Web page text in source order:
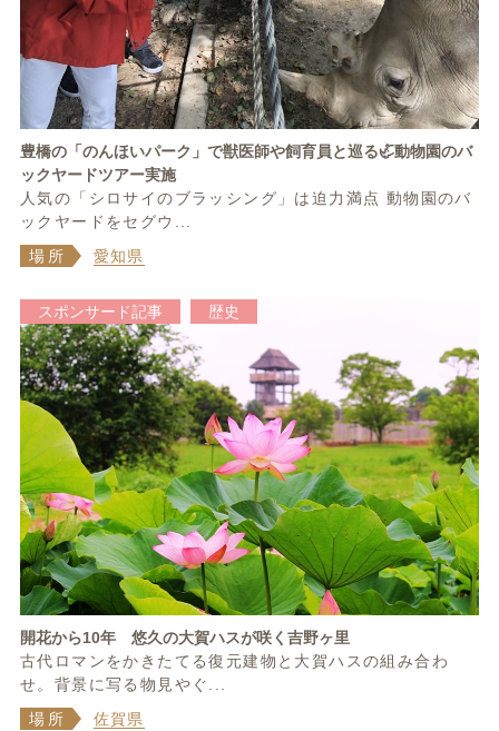
豊橋の「のんほいパーク」で獣医師や飼育員と巡る🦏動物園のバ
ックヤードツアー実施
人気の「シロサイのブラッシング」は迫力満点 動物園のバ
ックヤードをセグウ...
場所
愛知県
スポンサード記事 歴史
開花から10年 悠久の大賀ハスが咲く吉野ヶ里
古代ロマンをかきたてる復元建物と大賀ハスの組み合わ
せ。背景に写る物見やぐ...
場所
佐賀県